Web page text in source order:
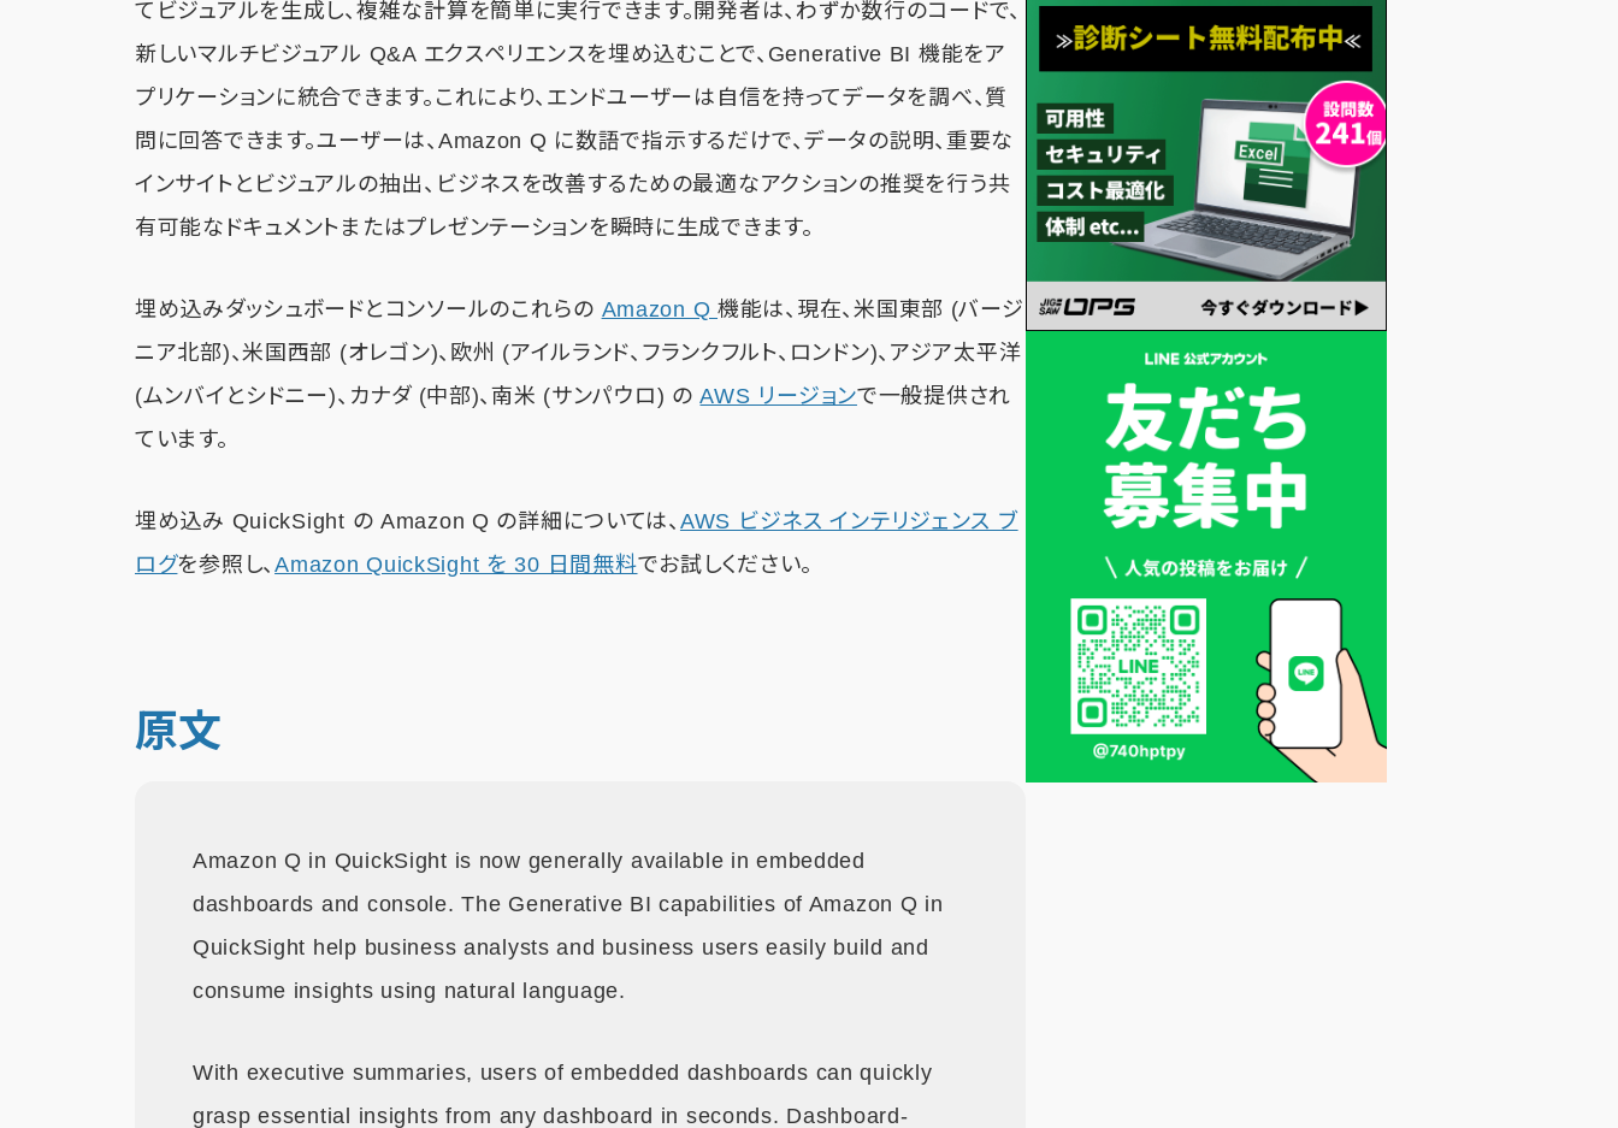
てビジュアルを生成し、複雑な計算を簡単に実行できます。開発者は、わずか数行のコードで、
新しいマルチビジュアル Q&A エクスペリエンスを埋め込むことで、Generative BI 機能をア
プリケーションに統合できます。これにより、エンドユーザーは自信を持ってデータを調べ、質
問に回答できます。ユーザーは、Amazon Q に数語で指示するだけで、データの説明、重要な
インサイトとビジュアルの抽出、ビジネスを改善するための最適なアクションの推奨を行う共
有可能なドキュメントまたはプレゼンテーションを瞬時に生成できます。
埋め込みダッシュボードとコンソールのこれらの Amazon Q機能は、現在、米国東部 (バージ
ニア北部)、米国西部 (オレゴン)、欧州 (アイルランド、フランクフルト、ロンドン)、アジア太平洋
(ムンバイとシドニー)、カナダ (中部)、南米 (サンパウロ) のAWS リージョンで一般提供され
ています。
埋め込み QuickSight の Amazon Q の詳細については、 AWS ビジネス インテリジェンス ブ
ログを参照し、Amazon QuickSight を 30 日間無料でお試しください。
原文
Amazon Q in QuickSight is now generally available in embedded
dashboards and console. The Generative BI capabilities of Amazon Q in
QuickSight help business analysts and business users easily build and
consume insights using natural language.
With executive summaries, users of embedded dashboards can quickly
grasp essential insights from any dashboard in seconds. Dashboard-